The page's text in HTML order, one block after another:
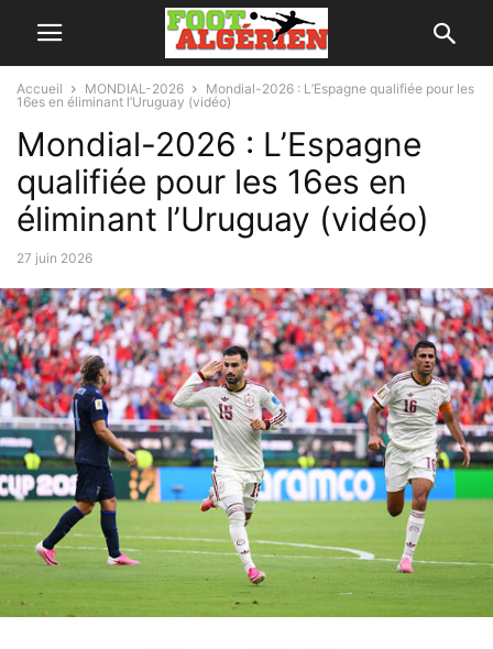
Accueil MONDIAL-2026
Mondial-2026 : L’Espagne qualifiée pour les
16es en éliminant l’Uruguay (vidéo)
Mondial-2026 : L’Espagne
qualifiée pour les 16es en
éliminant l’Uruguay (vidéo)
27 juin 2026